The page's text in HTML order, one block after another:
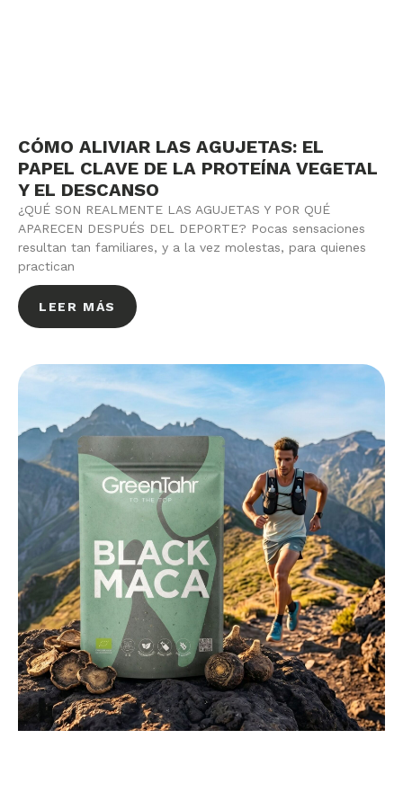
CÓMO ALIVIAR LAS AGUJETAS: EL
PAPEL CLAVE DE LA PROTEÍNA VEGETAL
Y EL DESCANSO
¿QUÉ SON REALMENTE LAS AGUJETAS Y POR QUÉ
APARECEN DESPUÉS DEL DEPORTE? Pocas sensaciones
resultan tan familiares, y a la vez molestas, para quienes
practican
LEER MÁS